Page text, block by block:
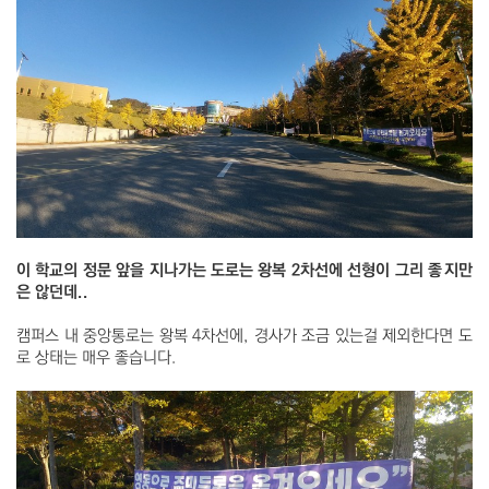
이 학교의 정문 앞을 지나가는 도로는 왕복 2차선에 선형이 그리 좋지만
은 않던데..
캠퍼스 내 중앙통로는 왕복 4차선에, 경사가 조금 있는걸 제외한다면 도
로 상태는 매우 좋습니다.